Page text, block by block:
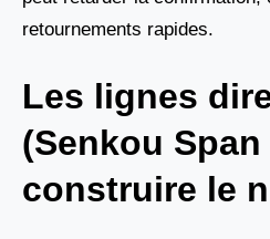
retournements rapides.
Les lignes
(Senkou Span
construire le